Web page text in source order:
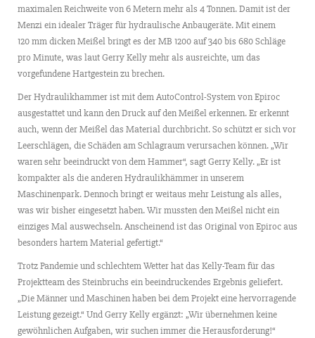
maximalen Reichweite von 6 Metern mehr als 4 Tonnen. Damit ist der
Menzi ein idealer Träger für hydraulische Anbaugeräte. Mit einem
120 mm dicken Meißel bringt es der MB 1200 auf 340 bis 680 Schläge
pro Minute, was laut Gerry Kelly mehr als ausreichte, um das
vorgefundene Hartgestein zu brechen.
Der Hydraulikhammer ist mit dem AutoControl-System von Epiroc
ausgestattet und kann den Druck auf den Meißel erkennen. Er erkennt
auch, wenn der Meißel das Material durchbricht. So schützt er sich vor
Leerschlägen, die Schäden am Schlagraum verursachen können. „Wir
waren sehr beeindruckt von dem Hammer“, sagt Gerry Kelly. „Er ist
kompakter als die anderen Hydraulikhämmer in unserem
Maschinenpark. Dennoch bringt er weitaus mehr Leistung als alles,
was wir bisher eingesetzt haben. Wir mussten den Meißel nicht ein
einziges Mal auswechseln. Anscheinend ist das Original von Epiroc aus
besonders hartem Material gefertigt.“
Trotz Pandemie und schlechtem Wetter hat das Kelly-Team für das
Projektteam des Steinbruchs ein beeindruckendes Ergebnis geliefert.
„Die Männer und Maschinen haben bei dem Projekt eine hervorragende
Leistung gezeigt.“ Und Gerry Kelly ergänzt: „Wir übernehmen keine
gewöhnlichen Aufgaben, wir suchen immer die Herausforderung!“